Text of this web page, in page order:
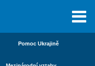
Pomoc Ukrajině